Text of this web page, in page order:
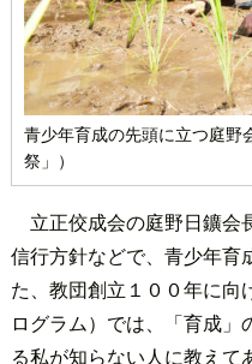
青少年育成の先頭に立つ庭野
祭」）
立正佼成会の庭野日鑛会
信行方針などで、青少年育
た、教団創立１００年に向
ログラム）では、「育成
る私が知らない人に教えて